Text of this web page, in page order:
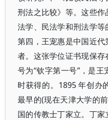
刑法之比较》等。这些
法学、民法学和刑法学等
第四，王宠惠是中国近
者。这张学位证书现保
号为“钦字第一号”，是
时获得的。1895 年创办
最早的(现在天津大学的
国的传教士丁家立。丁